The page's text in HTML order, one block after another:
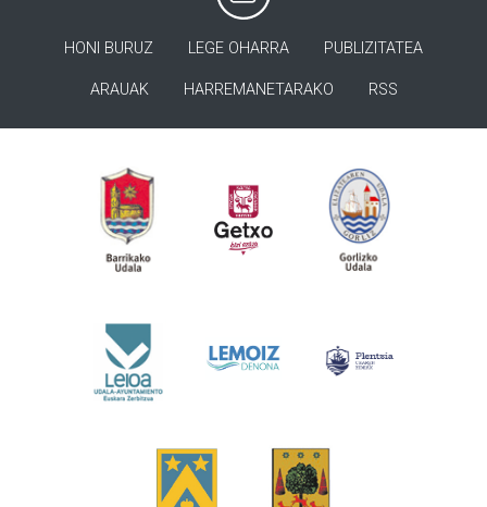
HONI BURUZ LEGE OHARRA PUBLIZITATEA
ARAUAK HARREMANETARAKO RSS